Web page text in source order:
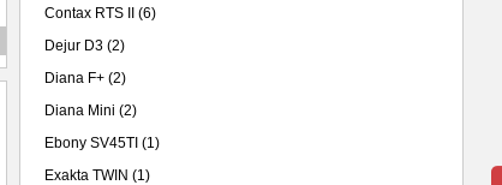
Contax RTS II
(6)
Dejur D3 (2)
Diana F+ (2)
Diana Mini (2)
Ebony SV45TI (1)
Exakta TWIN (1)